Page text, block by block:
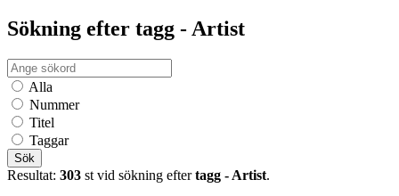
Sökning efter tagg - Artist
Alla
Nummer
Titel
Taggar
Sök
Resultat: 303 st vid sökning eftertagg - Artist.